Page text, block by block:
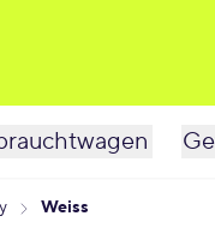
Weiss